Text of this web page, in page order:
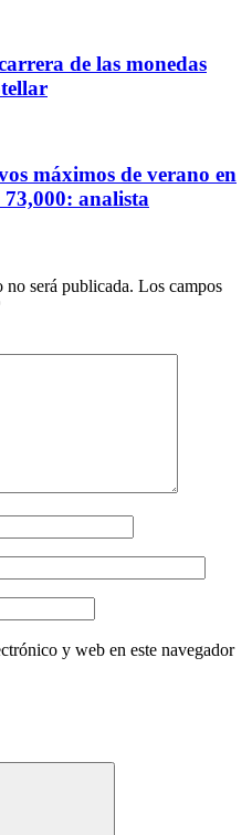
de las monedas
máximos de verano en
73,000: analista
será publicada. Los campos
y web en este navegador